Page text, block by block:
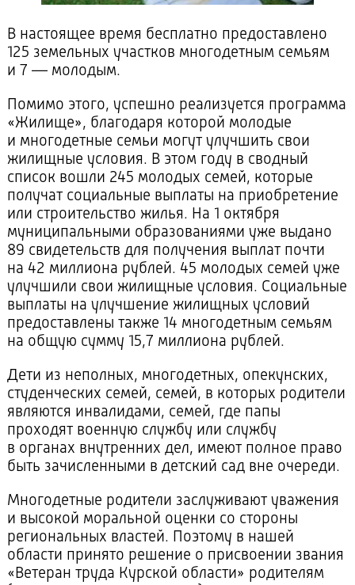
В настоящее время бесплатно предоставлено
125 земельных участков многодетным семьям
и 7 — молодым.
Помимо этого, успешно реализуется программа
«Жилище», благодаря которой молодые
и многодетные семьи могут улучшить свои
жилищные условия. В этом году в сводный
список вошли 245 молодых семей, которые
получат социальные выплаты на приобретение
или строительство жилья. На 1 октября
муниципальными образованиями уже выдано
89 свидетельств для получения выплат почти
на 42 миллиона рублей. 45 молодых семей уже
улучшили свои жилищные условия. Социальные
выплаты на улучшение жилищных условий
предоставлены также 14 многодетным семьям
на общую сумму 15,7 миллиона рублей.
Дети из неполных, многодетных, опекунских,
студенческих семей, семей, в которых родители
являются инвалидами, семей, где папы
проходят военную службу или службу
в органах внутренних дел, имеют полное право
быть зачисленными в детский сад вне очереди.
Многодетные родители заслуживают уважения
и высокой моральной оценки со стороны
региональных властей. Поэтому в нашей
области принято решение о присвоении звания
«Ветеран труда Курской области» родителям